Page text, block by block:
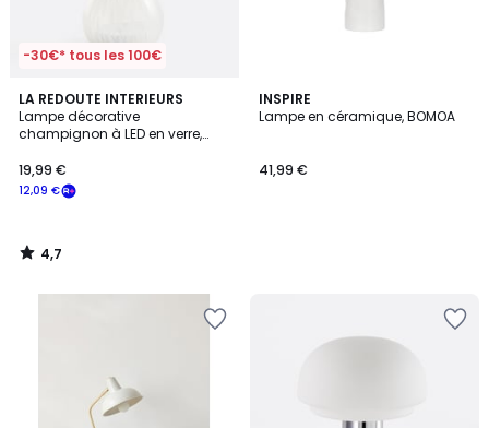
-30€* tous les 100€
LA REDOUTE INTERIEURS
Lampe décorative
champignon à LED en verre,
12,09 €
19,99 €
4,7
/ 5
4,7
/
INSPIRE
Lampe en céramique, BOMOA
41,99 €